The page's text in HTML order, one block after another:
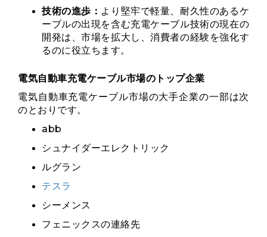
技術の進歩： より堅牢で軽量、耐久性のあるケ
ーブルの出現を含む充電ケーブル技術の現在の
開発は、市場を拡大し、消費者の経験を強化す
るのに役立ちます。
電気自動車充電ケーブル市場のトップ企業
電気自動車充電ケーブル市場の大手企業の一部は次
のとおりです。
abb
シュナイダーエレクトリック
ルグラン
テスラ
シーメンス
フェニックスの連絡先